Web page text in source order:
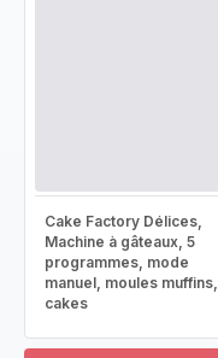
Cake Factory Délices,
Machine à gâteaux, 5
programmes, mode
manuel, moules muffins,
cakes